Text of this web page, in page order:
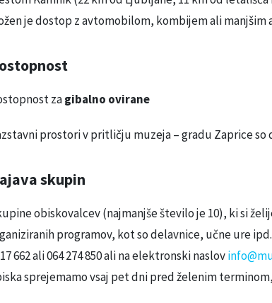
je dostop z avtomobilom, kombijem ali
zagibalno ovirane
prostori v pritličju muzeja – gradu Zaprice
skupin
obiskovalcev (najmanjše število je 10), ki si
programov, kot so delavnice, učne ure
662 ali 064 274 850 ali na elektronski naslov
sprejemamo vsaj pet dni pred želenim